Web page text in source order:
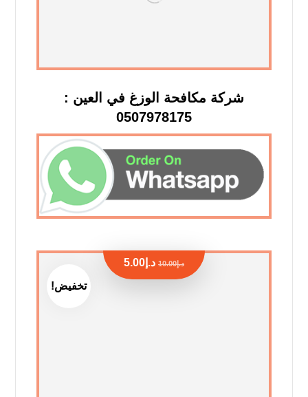
شركة مكافحة الوزغ في العين :
0507978175
تخفيض!
د.إ10.00 د.إ 5.00